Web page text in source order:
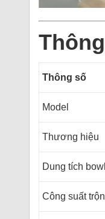
Thông số
Model
Thương hiệu
Dung tích bowl
Công suất